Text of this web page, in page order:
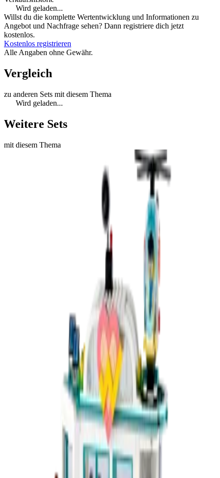
Wird geladen...
Willst du die komplette Wertentwicklung und Informationen zu
Angebot und Nachfrage sehen? Dann registriere dich jetzt
kostenlos.
Kostenlos registrieren
Alle Angaben ohne Gewähr.
Vergleich
zu anderen Sets mit diesem Thema
Wird geladen...
Weitere Sets
mit diesem Thema